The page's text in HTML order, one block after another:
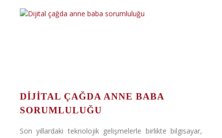
DIJITAL ÇAĞDA ANNE BABA
SORUMLULUĞU
Son yıllardaki teknolojik gelişmelerle birlikte bilgisayar,